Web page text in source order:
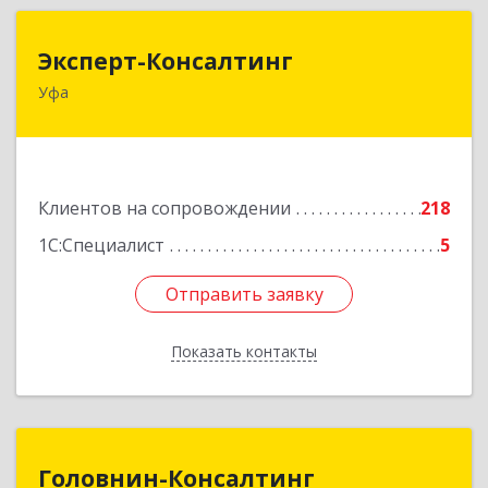
Эксперт-Консалтинг
Уфа
Клиентов на сопровождении
218
1С:Специалист
5
Отправить заявку
Показать контакты
450059, Башкортостан Респ, Уфимский р-н, Уфа
Отправить заявку
Назад
Головнин-Консалтинг